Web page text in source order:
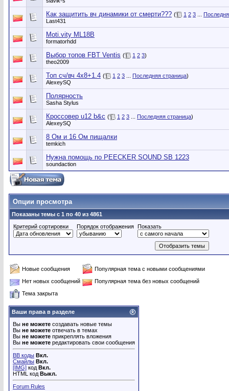
Как защитить вч динамики от смерти??? ( 1 2 3
Last431
Moti.vity ML18B
formatorhdd
Выбор топов FBT Ventis ( 1 2 3)
theo2009
Топ сч/вч 4х8+1.4 ( 1 2 3 Последняя страница)
AlexeySQ
Полярность
Sasha Stylus
Кроссовер u12 b&c ( 1 2 3 Последняя страница)
AlexeySQ
8 Ом и 16 Ом пищалки
temkich
Нужна помощь по PEECKER SOUND SB 1223
soundaction
Опции просмотра
Показаны темы с 1 по 40 из 4861
Критерий сортировки
Порядок отображения Показать
Новые сообщения
Популярная тема с новыми сообщениями
Нет новых сообщений
Популярная тема без новых сообщений
Тема закрыта
Ваши права в разделе
Вы не можете создавать новые темы
Вы не можете отвечать в темах
Вы не можете прикреплять вложения
Вы не можете редактировать свои сообщения
BB коды Вкл.
Смайлы Вкл.
[IMG] код Вкл.
HTML код Выкл.
Forum Rules